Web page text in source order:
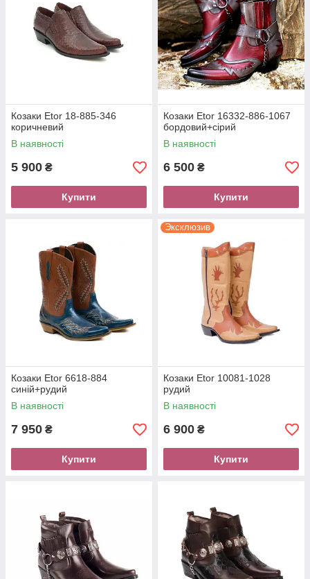
Козаки Etor 18-885-346
коричневий
В наявності
5 900 ₴
Купити
Козаки Etor 16332-886-1067
бордовий+сірий
В наявності
6 500 ₴
Купити
Козаки Etor 6618-884
синій+рудий
В наявності
7 950 ₴
Купити
Эксклюзив
Козаки Etor 10081-1028
рудий
В наявності
6 900 ₴
Купити